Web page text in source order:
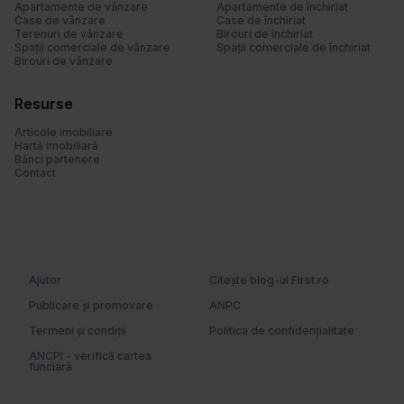
Apartamente de vânzare
Case de vânzare
Terenuri de vânzare
Spații comerciale de vânzare
Birouri de vânzare
Apartamente de închiriat
Case de închiriat
Birouri de închiriat
Spații comerciale de închiriat
Resurse
Articole imobiliare
Hartă imobiliară
Bănci partenere
Contact
Ajutor
Citește blog-ul First.ro
Publicare și promovare
ANPC
Termeni și condiții
Politica de confidențialitate
ANCPI - verifică cartea
funciară